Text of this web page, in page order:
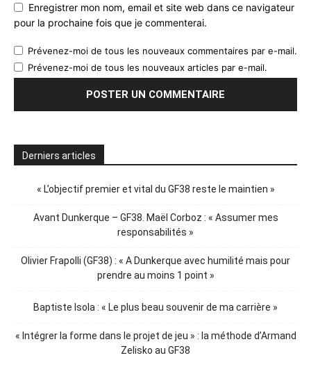
Enregistrer mon nom, email et site web dans ce navigateur
pour la prochaine fois que je commenterai.
Prévenez-moi de tous les nouveaux commentaires par e-mail.
Prévenez-moi de tous les nouveaux articles par e-mail.
Derniers articles
« L’objectif premier et vital du GF38 reste le maintien »
Avant Dunkerque – GF38. Maël Corboz : « Assumer mes
responsabilités »
Olivier Frapolli (GF38) : « A Dunkerque avec humilité mais pour
prendre au moins 1 point »
Baptiste Isola : « Le plus beau souvenir de ma carrière »
« Intégrer la forme dans le projet de jeu » : la méthode d’Armand
Zelisko au GF38